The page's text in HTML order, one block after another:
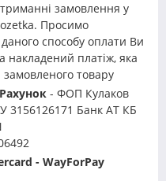
замовлення у
Просимо
способу оплати Ви
накладений платіж, яка
замовленого товару
- ФОП Кулаков
3156126171 Банк АТ КБ
- WayForPay